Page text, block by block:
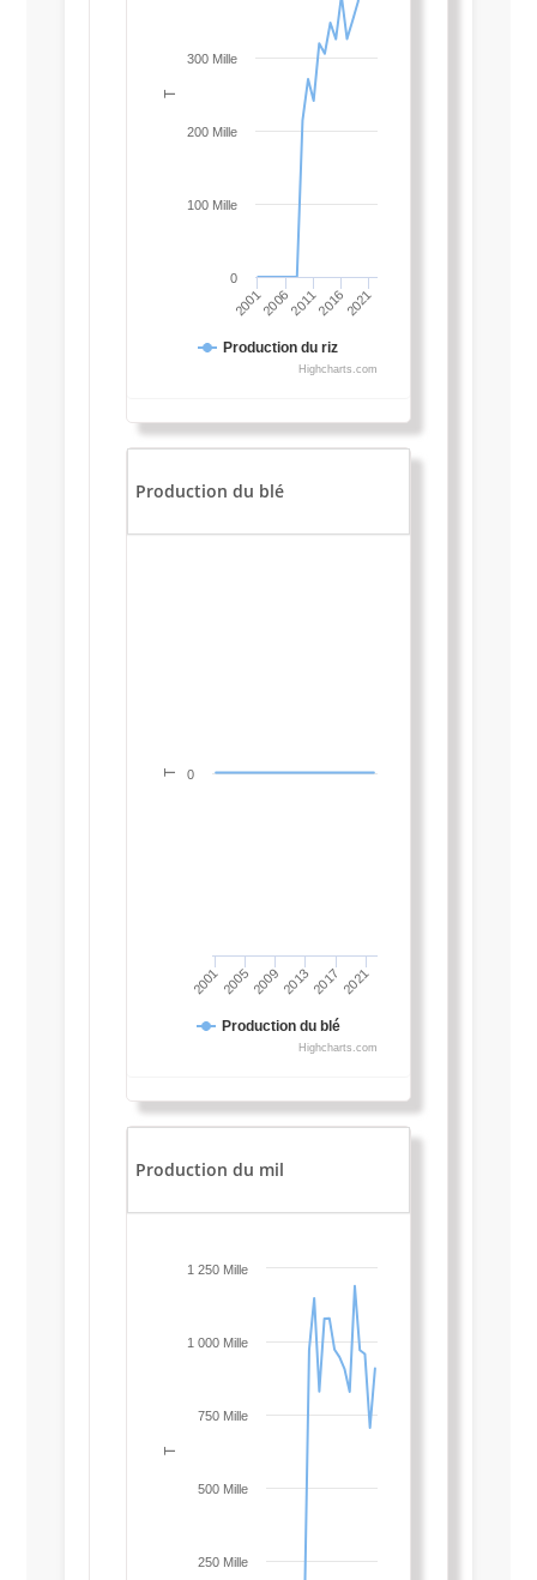
T
Production du riz
2001 2016
20062011 2021
0
100 Mille
200 Mille
300 Mille
Highcharts.com
Production du blé
T
Production du blé
2001 2013
20052009 2017 2021
0
Highcharts.com
Production du mil
T
250 Mille
500 Mille
750 Mille
1 000 Mille
1 250 Mille